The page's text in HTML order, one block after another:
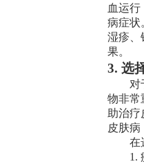
血运
病症状
湿疹、
果。
3. 选
对于
物非常
助治
皮肤病
在选
1. 疾